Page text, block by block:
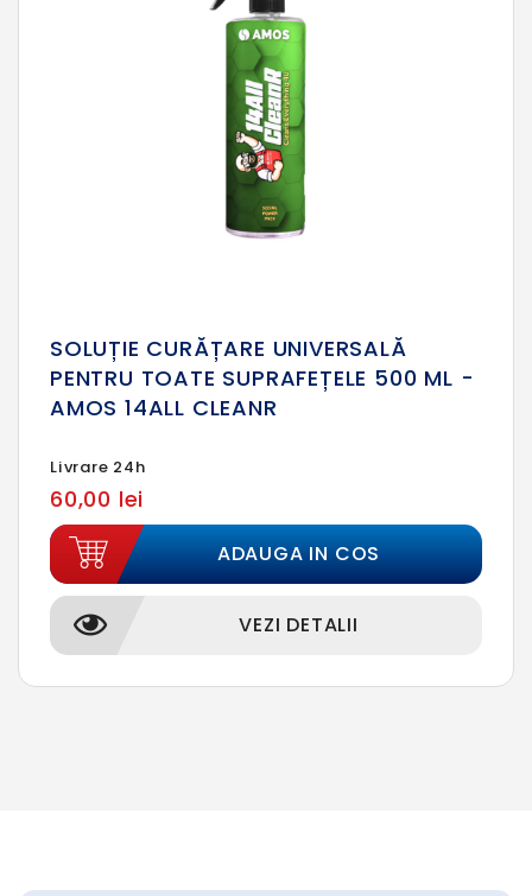
SOLUȚIE CURĂȚARE UNIVERSALĂ
PENTRU TOATE SUPRAFEȚELE 500 ML -
AMOS 14ALL CLEANR
Livrare 24h
60,00 lei
ADAUGA IN COS
VEZI DETALII